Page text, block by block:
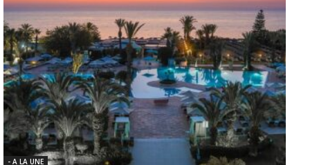
- A LA UNE